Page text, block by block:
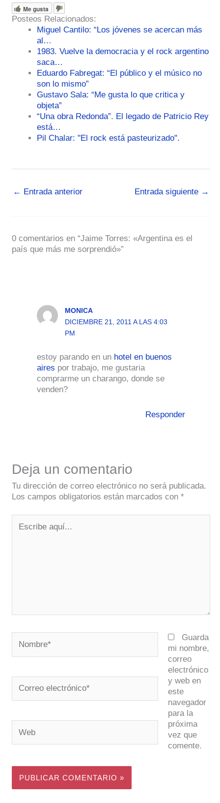
Me gusta
Posteos Relacionados:
Miguel Cantilo: “Los jóvenes se acercan más
al…
1983. Vuelve la democracia y el rock argentino
saca…
Eduardo Fabregat: “El público y el músico no
son lo mismo”
Gustavo Sala: “Me gusta lo que critica y
objeta”
“Una obra Redonda”. El legado de Patricio Rey
está…
Pil Chalar: "El rock está pasteurizado".
← Entrada anterior Entrada siguiente →
0 comentarios en “Jaime Torres: «Argentina es el
país que más me sorprendió»”
MONICA
DICIEMBRE 21, 2011 A LAS 4:03
PM
estoy parando en un hotel en buenos
aires por trabajo, me gustaria
comprarme un charango, donde se
venden?
Responder
Deja un comentario
Tu dirección de correo electrónico no será publicada.
Los campos obligatorios están marcados con *
aquí...
electrónico*
Guarda
mi nombre,
correo
electrónico
y web en
este
navegador
para la
próxima
vez que
comente.